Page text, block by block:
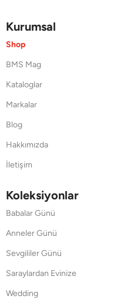
Kurumsal
Shop
BMS Mag
Kataloglar
Markalar
Blog
Hakkımızda
İletişim
Koleksiyonlar
Babalar Günü
Anneler Günü
Sevgililer Günü
Saraylardan Evinize
Wedding